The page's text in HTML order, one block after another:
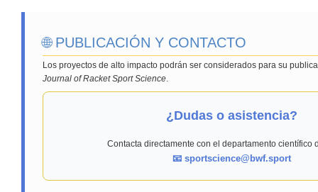
🌐 PUBLICACIÓN Y CONTACTO
Los proyectos de alto impacto podrán ser considerados para su
Journal of Racket Sport Science
¿Dudas o asistencia?
Contacta directamente con el departamento científico
📧 sportscience@bwf.sport